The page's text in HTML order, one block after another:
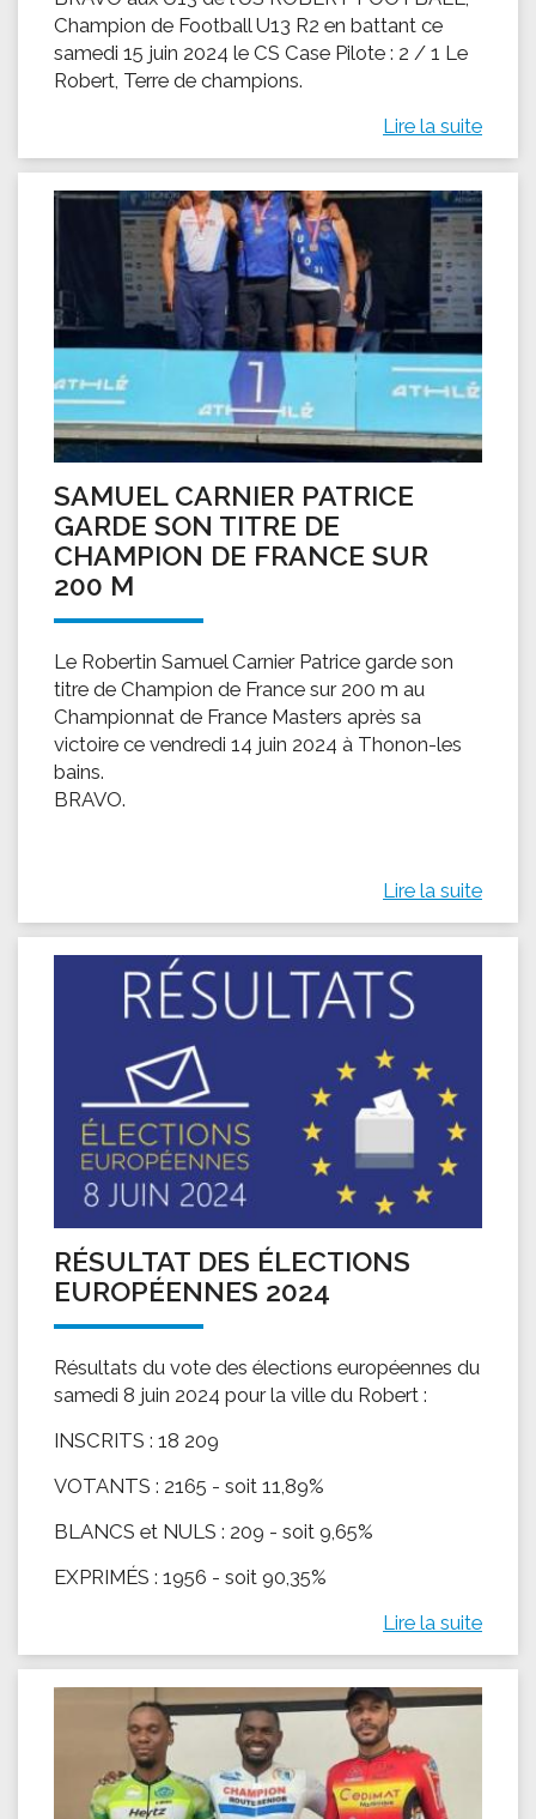
Champion de Football U13 R2 en battant ce
samedi 15 juin 2024 le CS Case Pilote : 2 / 1 Le
Robert, Terre de champions.
Lire la suite
SAMUEL CARNIER PATRICE
GARDE SON TITRE DE
CHAMPION DE FRANCE SUR
200 M
Le Robertin Samuel Carnier Patrice garde son
titre de Champion de France sur 200 m au
Championnat de France Masters après sa
victoire ce vendredi 14 juin 2024 à Thonon-les
bains.
BRAVO.
Lire la suite
RÉSULTAT DES ÉLECTIONS
EUROPÉENNES 2024
Résultats du vote des élections européennes du
samedi 8 juin 2024 pour la ville du Robert :
INSCRITS : 18 209
VOTANTS : 2165 - soit 11,89%
BLANCS et NULS : 209 - soit 9,65%
EXPRIMÉS : 1956 - soit 90,35%
Lire la suite